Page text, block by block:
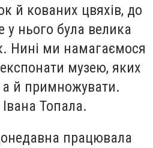
й кованих цвяхів, до
нього була велика
Нині ми намагаємося
музею, яких
й примножувати.
Топала.
працювала